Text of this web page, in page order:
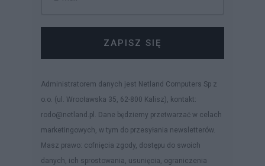
ZAPISZ SIĘ
Administratorem danych jest Netland Computers Sp z
o.o. (ul. Wrocławska 35, 62-800 Kalisz), kontakt:
rodo@netland.pl. Dane będziemy przetwarzać w celach
marketingowych, w tym do przesyłania newsletterów.
Masz prawo: cofnięcia zgody, dostępu do swoich
danych, ich sprostowania, usunięcia, ograniczenia